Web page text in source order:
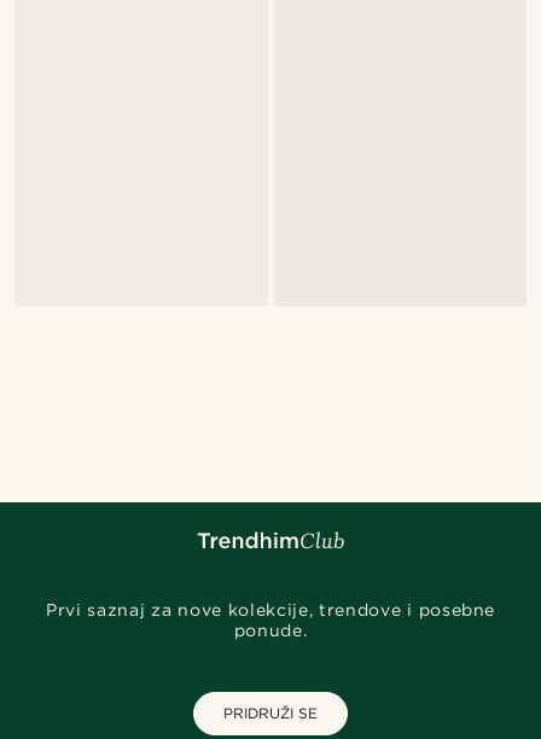
Prvi saznaj za nove kolekcije, trendove i posebne
ponude.
PRIDRUŽI SE